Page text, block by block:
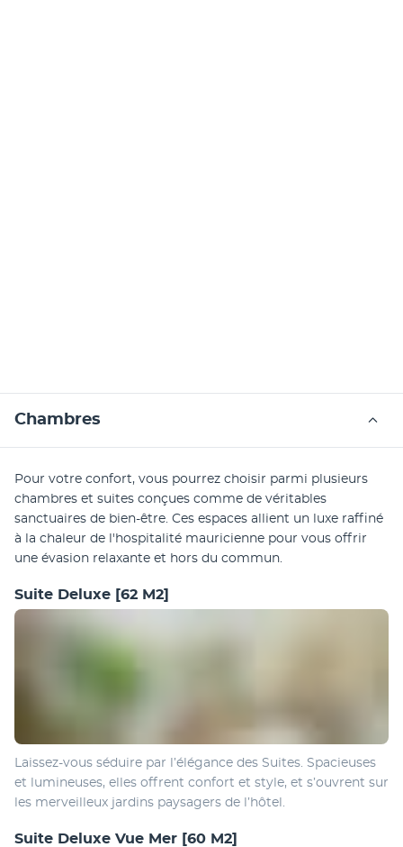
Chambres
Pour votre confort, vous pourrez choisir parmi plusieurs
chambres et suites conçues comme de véritables
sanctuaires de bien-être. Ces espaces allient un luxe raffiné
à la chaleur de l'hospitalité mauricienne pour vous offrir
une évasion relaxante et hors du commun.
Suite Deluxe [62 M2]
Laissez-vous séduire par l’élégance des Suites. Spacieuses
et lumineuses, elles offrent confort et style, et s’ouvrent sur
les merveilleux jardins paysagers de l’hôtel.
Suite Deluxe Vue Mer [60 M2]